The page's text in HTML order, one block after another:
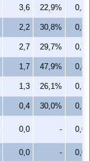
3,6 22,9%
0,2
2,2 30,8%
0,5
2,7 29,7%
0,7
1,7 47,9%
0,8
1,3 26,1%
0,3
0,4 30,0%
0,1
0,0 - 0,0
0,0 - 0,0